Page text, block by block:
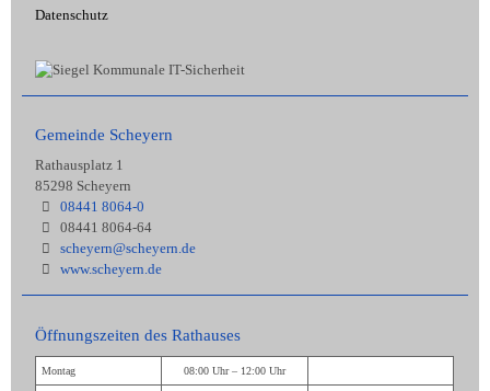
Datenschutz
Gemeinde Scheyern
Rathausplatz 1
85298 Scheyern
08441 8064-0
08441 8064-64
scheyern@scheyern.de
www.scheyern.de
Öffnungszeiten des Rathauses
Montag 08:00 Uhr – 12:00 Uhr